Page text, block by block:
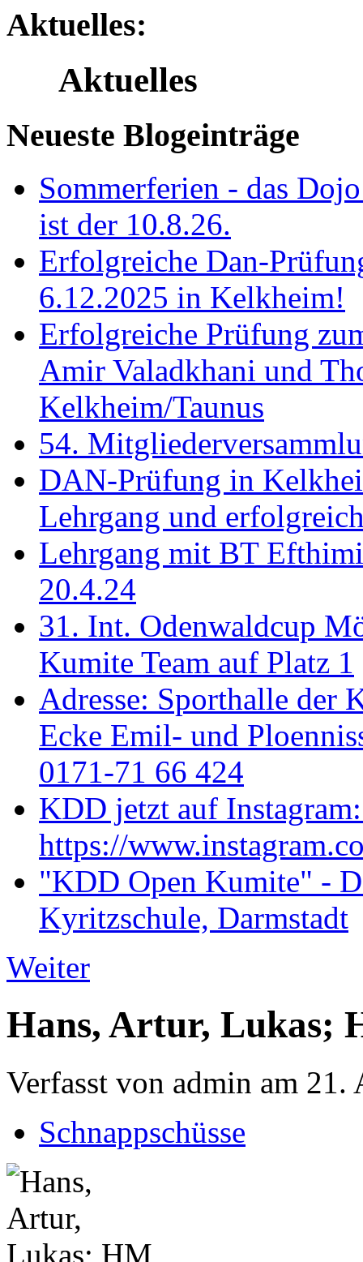
Aktuelles:
Aktuelles
Neueste Blogeinträge
Sommerferien - das
ist der 10.8.26.
Erfolgreiche Dan-
6.12.2025 in Kelkheim!
Erfolgreiche Prüfung
Amir Valadkhani und
Kelkheim/Taunus
54.
DAN-Prüfung in
Lehrgang und
Lehrgang mit BT
20.4.24
31. Int. Odenwaldcup
Kumite Team auf Platz 1
Adresse: Sporthalle der
Ecke Emil- und
0171-71 66 424
KDD jetzt auf
https://
"KDD Open Kumite" -
Kyritzschule, Darmstadt
Weiter
Hans, Artur, Lukas;
Verfasst von admin am
Schnappschüsse